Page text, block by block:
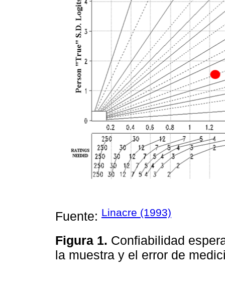
Fuente: Linacre (1993)
Figura 1. Confiabilidad
la muestra y el error de